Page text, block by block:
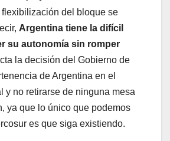
del bloque se
Argentina tiene la difícil
su autonomía sin romper
la decisión del Gobierno de
de Argentina en el
y no retirarse de ninguna mesa
ya que lo único que podemos
es que siga existiendo.